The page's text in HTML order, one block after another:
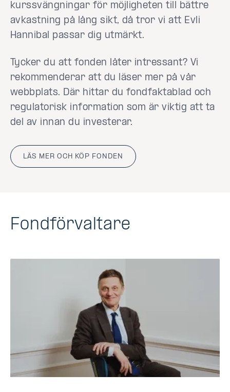
kurssvängningar för möjligheten till bättre
avkastning på lång sikt, då tror vi att Evli
Hannibal passar dig utmärkt.
Tycker du att fonden låter intressant? Vi
rekommenderar att du läser mer på vår
webbplats. Där hittar du fondfaktablad och
regulatorisk information som är viktig att ta
del av innan du investerar.
LÄS MER OCH KÖP FONDEN
Fondförvaltare